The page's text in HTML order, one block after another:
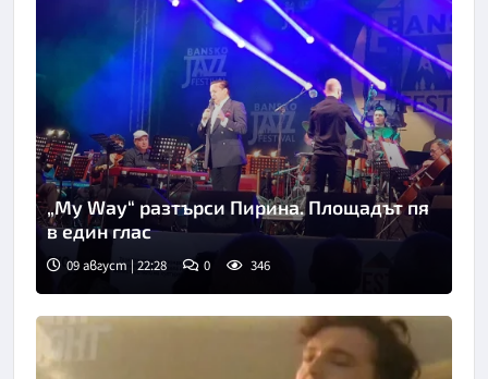
„My Way“ разтърси Пирина. Площадът пя
в един глас
09 август | 22:28 0 346